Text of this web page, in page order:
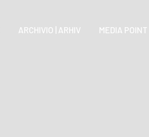
ARCHIVIO | ARHIV MEDIA POINT